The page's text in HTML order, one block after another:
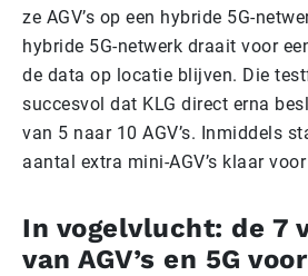
ze AGV’s op een hybride 5G-
hybride 5G-netwerk draait voor
de data op locatie blijven. Die
succesvol dat KLG direct erna
van 5 naar 10 AGV’s. Inmiddels
aantal extra mini-AGV’s klaar
In vogelvlucht: de 7
van AGV’s en 5G